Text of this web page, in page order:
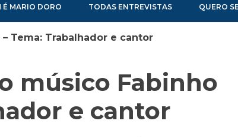
É MARIO DORO TODAS ENTREVISTAS QUERO
Tema: Trabalhador e cantor
músico Fabinho
e cantor